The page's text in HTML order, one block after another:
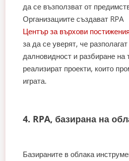
да се възползват от
Организациите създават RPA
Център за върхови
за да се уверят, че
далновидност и разбиране на
реализират проекти, които
играта.
4. RPA, базирана на
Базираните в облака